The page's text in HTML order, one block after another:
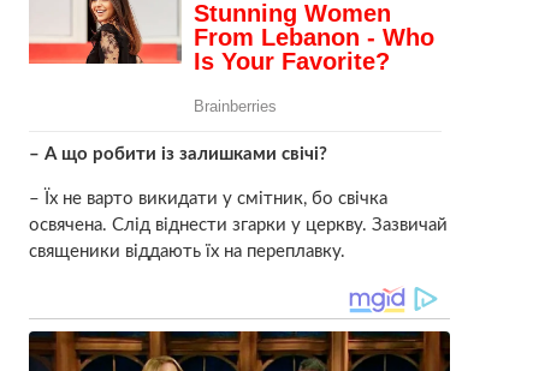
– А що робити із залишками свічі?
– Їх не варто викидати у смітник, бо свічка
освячена. Слід віднести згарки у церкву. Зазвичай
священики віддають їх на переплавку.